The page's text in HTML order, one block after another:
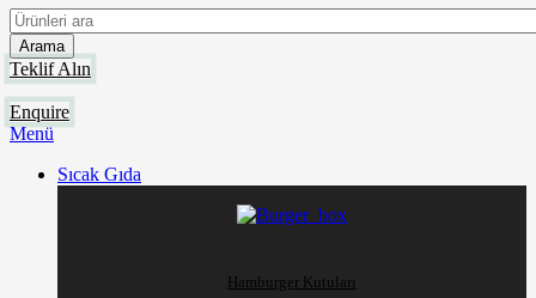
Arama
Teklif Alın
Enquire
Menü
Sıcak Gıda
Hamburger Kutuları